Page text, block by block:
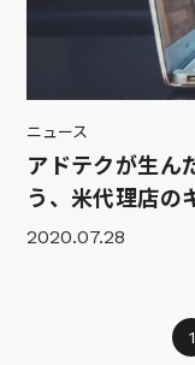
ニュース
アドテクが生ん
う、米代理店の
2020.07.28
1